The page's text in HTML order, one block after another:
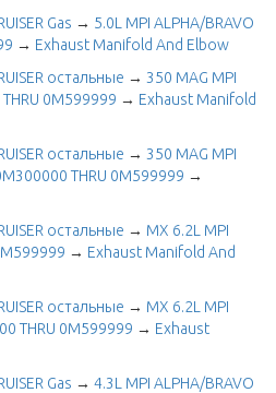
Gas → 5.0L MPI ALPHA/BRAVO
→ Exhaust Manifold And Elbow
остальные → 350 MAG MPI
0M599999 → Exhaust Manifold
остальные → 350 MAG MPI
THRU 0M599999 →
остальные → MX 6.2L MPI
→ Exhaust Manifold And
остальные → MX 6.2L MPI
THRU 0M599999 → Exhaust
Gas → 4.3L MPI ALPHA/BRAVO